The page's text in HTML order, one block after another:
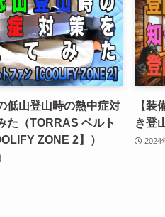
低山登山時の熱中症対
た（TORRAS ベルト
ZONE 2】）
【装
き登
2024